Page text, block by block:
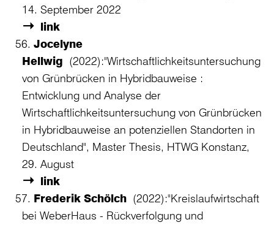
14. September 2022
link
Jocelyne
Hellwig (2022):"Wirtschaftlichkeitsuntersuchung
von Grünbrücken in Hybridbauweise :
Entwicklung und Analyse der
Wirtschaftlichkeitsuntersuchung von Grünbrücken
in Hybridbauweise an potenziellen Standorten in
Deutschland", Master Thesis, HTWG Konstanz,
29. August
link
Frederik Schölch (2022):"Kreislaufwirtschaft
bei WeberHaus - Rückverfolgung und